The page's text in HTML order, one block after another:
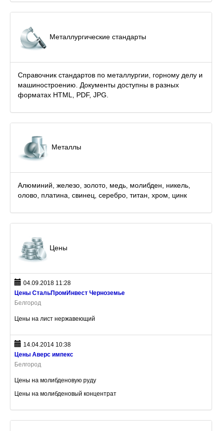
Металлургические стандарты
Справочник стандартов по металлургии, горному делу и
машиностроению. Документы доступны в разных
форматах HTML, PDF, JPG.
Металлы
Алюминий, железо, золото, медь, молибден, никель,
олово, платина, свинец, серебро, титан, хром, цинк
Цены
04.09.2018 11:28
Цены СтальПромИнвест Черноземье
Белгород
Цены на лист нержавеющий
14.04.2014 10:38
Цены Аверс импекс
Белгород
Цены на молибденовую руду
Цены на молибденовый концентрат